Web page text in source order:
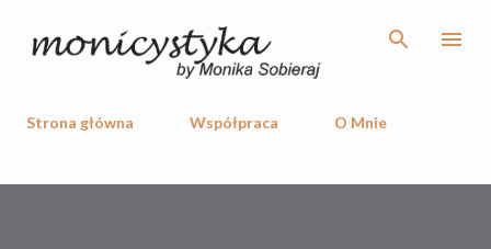
Przejdź do głównej zawartości
Strona główna Współpraca O Mnie